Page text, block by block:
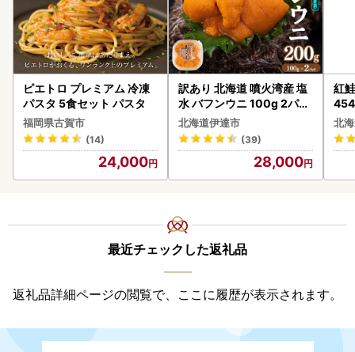
ピエトロ プレミアム 冷凍
パスタ 5食セット パスタ
福岡県古賀市
(14)
24,000
訳あり 北海道 噴火湾産 塩
水 バフンウニ 100g 2パッ
ク 計200g 《アフター保証
付き》うに ウニ 雲丹 海鮮
海の幸 魚介類 ウニ丼 お寿
司 濃厚 無添加 産地直送 お
取り寄せ 山村水産 送料無
北海道伊達市
(39)
28,000
紅
454
北
最近チェックした返礼品
返礼品詳細ページの閲覧で、ここに履歴が表示されます。